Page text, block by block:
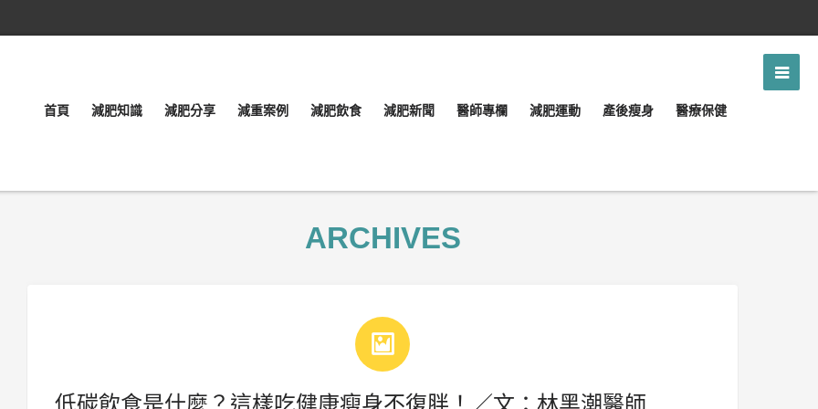
首頁 減肥知識 減肥分享 減重案例 減肥飲食 減肥新聞 醫師專欄 減肥運動 產後瘦身 醫療保健
ARCHIVES
低碳飲食是什麼？這樣吃健康瘦身不復胖！／文：林黑潮醫師